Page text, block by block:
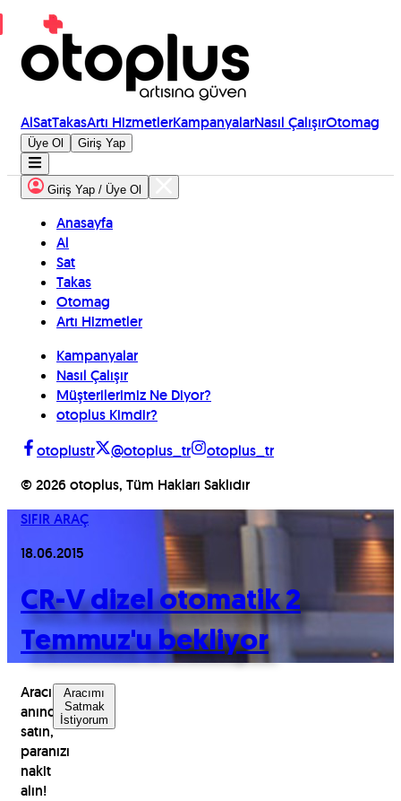
AlSatTakasArtı HizmetlerKampanyalarNasıl ÇalışırOtomag
Üye Ol Giriş Yap
Giriş Yap / Üye Ol
Anasayfa
Al
Sat
Takas
Otomag
Artı Hizmetler
Kampanyalar
Nasıl Çalışır
Müşterilerimiz Ne Diyor?
otoplus Kimdir?
otoplustr
@otoplus_tr
otoplus_tr
© 2026 otoplus, Tüm Hakları Saklıdır
SIFIR ARAÇ
18.06.2015
CR-V dizel otomatik 2
Temmuz'u bekliyor
Aracınızı
anında
satın,
paranızı
nakit
alın!
Aracımı
Satmak
İstiyorum